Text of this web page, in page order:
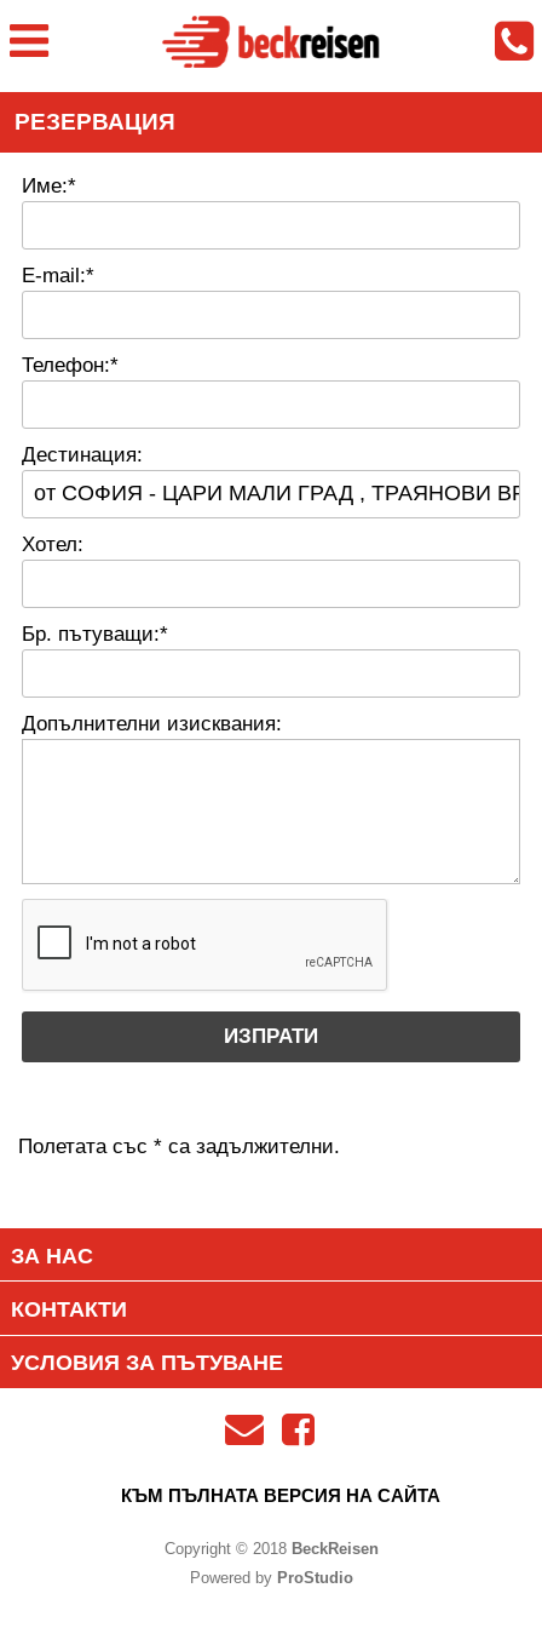
РЕЗЕРВАЦИЯ
Име:*
E-mail:*
Телефон:*
Дестинация:
Хотел:
Бр. пътуващи:*
Допълнителни изисквания:
Полетата със * са задължителни.
ЗА НАС
КОНТАКТИ
УСЛОВИЯ ЗА ПЪТУВАНЕ
КЪМ ПЪЛНАТА ВЕРСИЯ НА САЙТА
Copyright © 2018 BeckReisen
Powered by ProStudio